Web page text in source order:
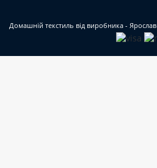
Домашній текстиль від виробника - Ярослав